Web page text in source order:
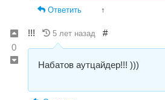
Ответить ↑
0
!!! 5 лет назад #
Набатов аутцайдер!!! )))